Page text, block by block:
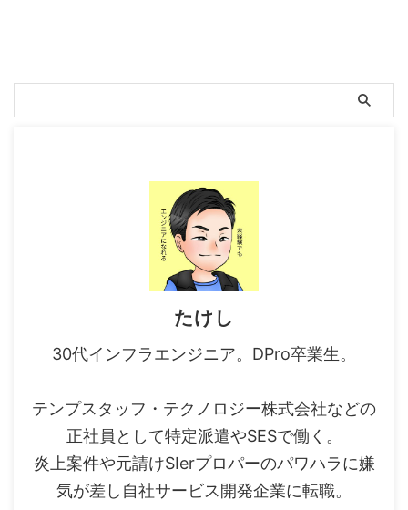
たけし
30代インフラエンジニア。DPro卒業生。
テンプスタッフ・テクノロジー株式会社などの
正社員として特定派遣やSESで働く。
炎上案件や元請けSIerプロパーのパワハラに嫌
気が差し自社サービス開発企業に転職。